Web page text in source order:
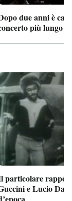
due anni è
più lungo
particolare
e Lucio